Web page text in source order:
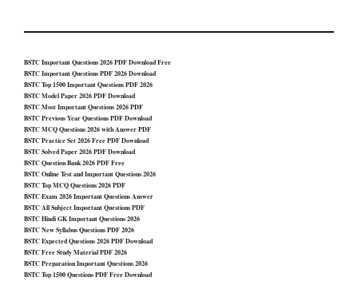
BSTC Important Questions 2026 PDF Download Free
BSTC Important Questions PDF 2026 Download
BSTC Top 1500 Important Questions PDF 2026
BSTC Model Paper 2026 PDF Download
BSTC Most Important Questions 2026 PDF
BSTC Previous Year Questions PDF Download
BSTC MCQ Questions 2026 with Answer PDF
BSTC Practice Set 2026 Free PDF Download
BSTC Solved Paper 2026 PDF Download
BSTC Question Bank 2026 PDF Free
BSTC Online Test and Important Questions 2026
BSTC Top MCQ Questions 2026 PDF
BSTC Exam 2026 Important Questions Answer
BSTC All Subject Important Questions PDF
BSTC Hindi GK Important Questions 2026
BSTC New Syllabus Questions PDF 2026
BSTC Expected Questions 2026 PDF Download
BSTC Free Study Material PDF 2026
BSTC Preparation Important Questions 2026
BSTC Top 1500 Questions PDF Free Download